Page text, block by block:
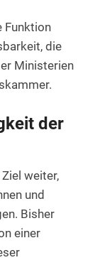
Funktion
die
Ministerien
der
weiter,
und
Bisher
einer